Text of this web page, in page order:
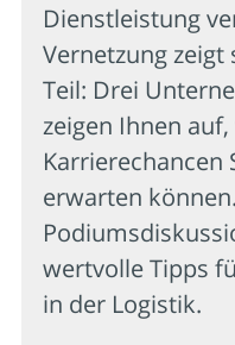
Dienstleistung
Vernetzung
Teil: Drei
zeigen Ihnen
Karrierechancen
erwarten
wertvolle Tipps
in der Logistik.